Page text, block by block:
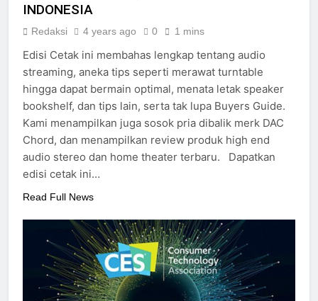
INDONESIA
Redaksi 4 years ago 0 1 mins
Edisi Cetak ini membahas lengkap tentang audio
streaming, aneka tips seperti merawat turntable
hingga dapat bermain optimal, menata letak speaker
bookshelf, dan tips lain, serta tak lupa Buyers Guide.
Kami menampilkan juga sosok pria dibalik merk DAC
Chord, dan menampilkan review produk high end
audio stereo dan home theater terbaru. Dapatkan
edisi cetak ini…
Read Full News